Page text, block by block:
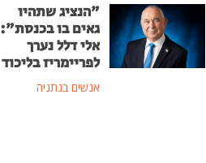
"הנציג שתהיו
גאים בו בכנסת":
אלי דלל נערך
לפריימריז בליכוד
אנשים בנתניה